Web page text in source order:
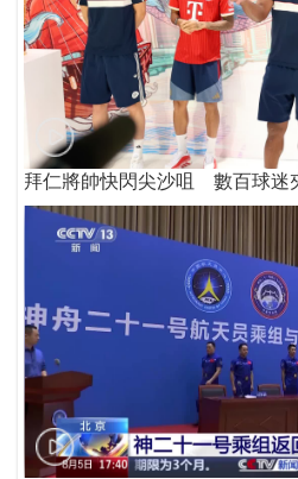
拜仁將帥快閃尖沙咀 數百球迷